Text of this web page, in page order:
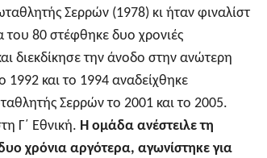
Σερρών (1978) κι ήταν φιναλίστ
του 80 στέφθηκε δυο χρονιές
διεκδίκησε την άνοδο στην ανώτερη
1992 και το 1994 αναδείχθηκε
Σερρών το 2001 και το 2005.
Γ΄ Εθνική. Η ομάδα ανέστειλε τη
χρόνια αργότερα, αγωνίστηκε για